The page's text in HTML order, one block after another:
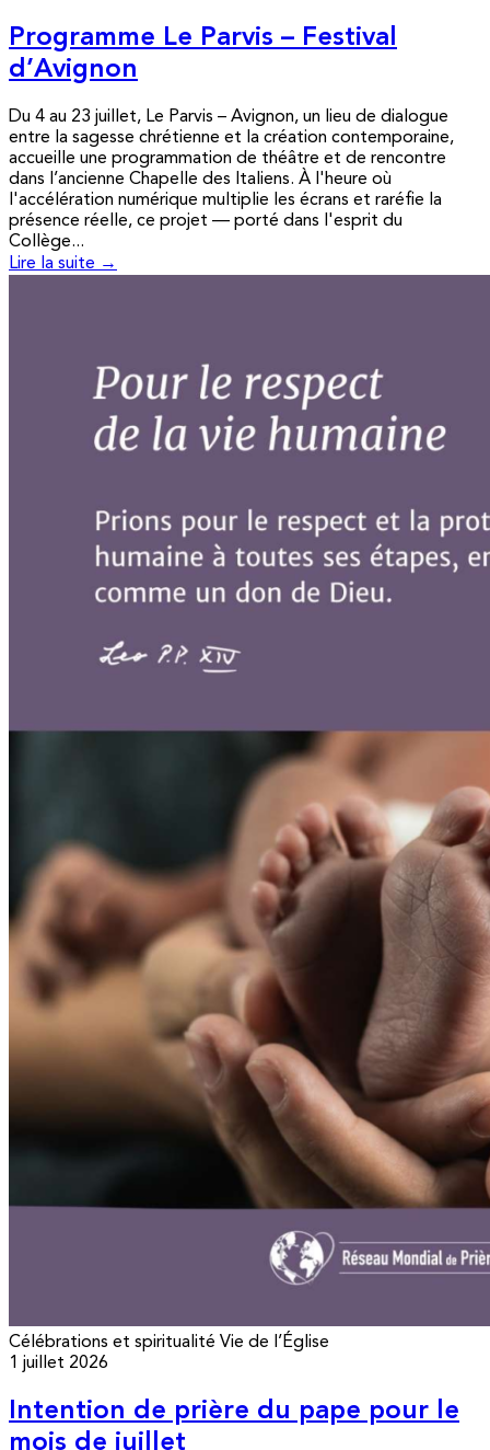
Programme Le Parvis – Festival
d’Avignon
Du 4 au 23 juillet, Le Parvis – Avignon, un lieu de dialogue
entre la sagesse chrétienne et la création contemporaine,
accueille une programmation de théâtre et de rencontre
dans l’ancienne Chapelle des Italiens. À l'heure où
l'accélération numérique multiplie les écrans et raréfie la
présence réelle, ce projet — porté dans l'esprit du
Collège...
Lire la suite →
Célébrations et spiritualité Vie de l’Église
1 juillet 2026
Intention de prière du pape pour le
mois de juillet